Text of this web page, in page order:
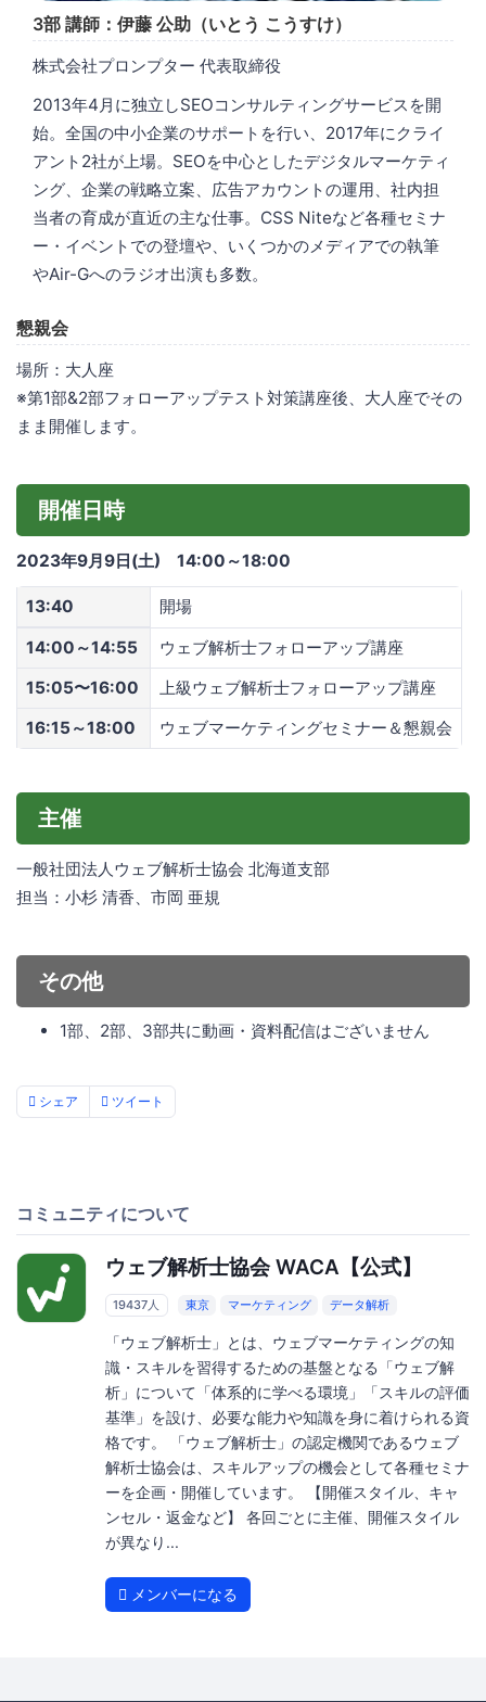
3部 講師：伊藤 公助（いとう こうすけ）
株式会社プロンプター 代表取締役
2013年4月に独立しSEOコンサルティングサービスを開
始。全国の中小企業のサポートを行い、2017年にクライ
アント2社が上場。SEOを中心としたデジタルマーケティ
ング、企業の戦略立案、広告アカウントの運用、社内担
当者の育成が直近の主な仕事。CSS Niteなど各種セミナ
ー・イベントでの登壇や、いくつかのメディアでの執筆
やAir-Gへのラジオ出演も多数。
懇親会
場所：大人座
※第1部&2部フォローアップテスト対策講座後、大人座でその
まま開催します。
開催日時
2023年9月9日(土) 14:00～18:00
13:40
開場
14:00～14:55
ウェブ解析士フォローアップ講座
15:05〜16:00
上級ウェブ解析士フォローアップ講座
16:15～18:00
ウェブマーケティングセミナー＆懇親会
主催
一般社団法人ウェブ解析士協会 北海道支部
担当：小杉 清香、市岡 亜規
その他
1部、2部、3部共に動画・資料配信はございません
シェア ツイート
コミュニティについて
ウェブ解析士協会 WACA【公式】
19437人 東京 マーケティング データ解析
「ウェブ解析士」とは、ウェブマーケティングの知
識・スキルを習得するための基盤となる「ウェブ解
析」について「体系的に学べる環境」「スキルの評価
基準」を設け、必要な能力や知識を身に着けられる資
格です。 「ウェブ解析士」の認定機関であるウェブ
解析士協会は、スキルアップの機会として各種セミナ
ーを企画・開催しています。 【開催スタイル、キャ
ンセル・返金など】 各回ごとに主催、開催スタイル
が異なり...
メンバーになる